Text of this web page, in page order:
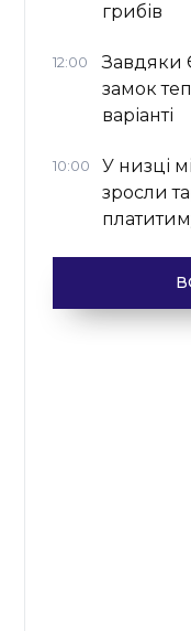
грибів
12:00
Завдяки
замок
варіанті
10:00
У низці
зросли